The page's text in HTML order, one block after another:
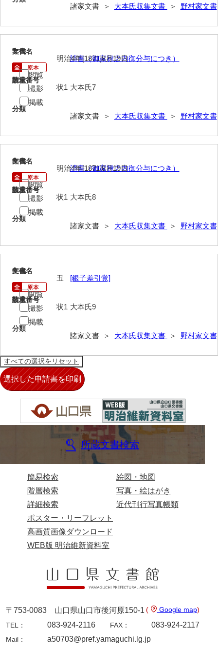
野村家文書
追加分
岡家文書（福栄村）
岡田家文書（萩市）
岡田学収集史料
岡本家文書（島根県）
岡本家文書（周防大島町）
尾崎家文書
小沢太郎文書
小田家文書（柳井市金屋）
小田家文書（柳井市和田）
小田家文書（山口市下小鯖）
小野家文書
影山家文書
鹿島家文書
梶山家文書
鍛冶利吉文書
片岡トミ子自作農地木札
堅田家文書（一般郷土伝来）
堅田家文書（山口市２）
片山家文書（下関市豊浦）
片山家文書（美和町）
諸家文書 ＞ 大本氏収集文書 ＞ 野村家文書
7
文書名
請書（御家禄之内御分与につき）
請求番号
大本氏7
分類
諸家文書 ＞ 大本氏収集文書 ＞ 野村家文書
年代
明治4年[1871]8月19日
数量
状1
閲覧
撮影
掲載
8
文書名
請書（御家禄之内御分与につき）
請求番号
大本氏8
分類
諸家文書 ＞ 大本氏収集文書 ＞ 野村家文書
年代
明治4年[1871]8月19日
数量
状1
閲覧
撮影
掲載
9
文書名
[銀子差引覚]
請求番号
大本氏9
分類
諸家文書 ＞ 大本氏収集文書 ＞ 野村家文書
年代
丑
数量
状1
閲覧
撮影
掲載
所蔵文書検索
簡易検索
階層検索
詳細検索
絵図・地図
写真・絵はがき
近代刊行写真帳類
ポスター・リーフレット
高画質画像ダウンロード
WEB版 明治維新資料室
〒753-0083 山口県山口市後河原150-1 ( Google map)
TEL：
083-924-2116 FAX： 083-924-2117
Mail： a50703@pref.yamaguchi.lg.jp